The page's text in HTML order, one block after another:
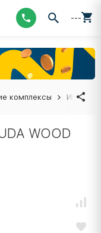
---
комплексы Игровой
WOOD